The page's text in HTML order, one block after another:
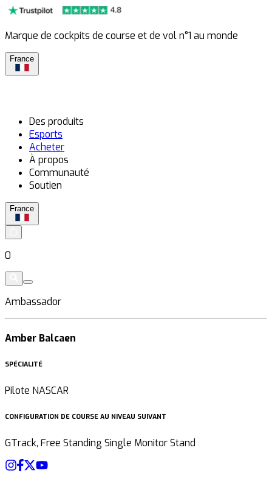
Marque de cockpits de course et de vol n°1 au monde
France
Des produits
Esports
Acheter
À propos
Communauté
Soutien
France
0
Ambassador
Amber Balcaen
SPÉCIALITÉ
Pilote NASCAR
CONFIGURATION DE COURSE AU NIVEAU SUIVANT
GTrack, Free Standing Single Monitor Stand